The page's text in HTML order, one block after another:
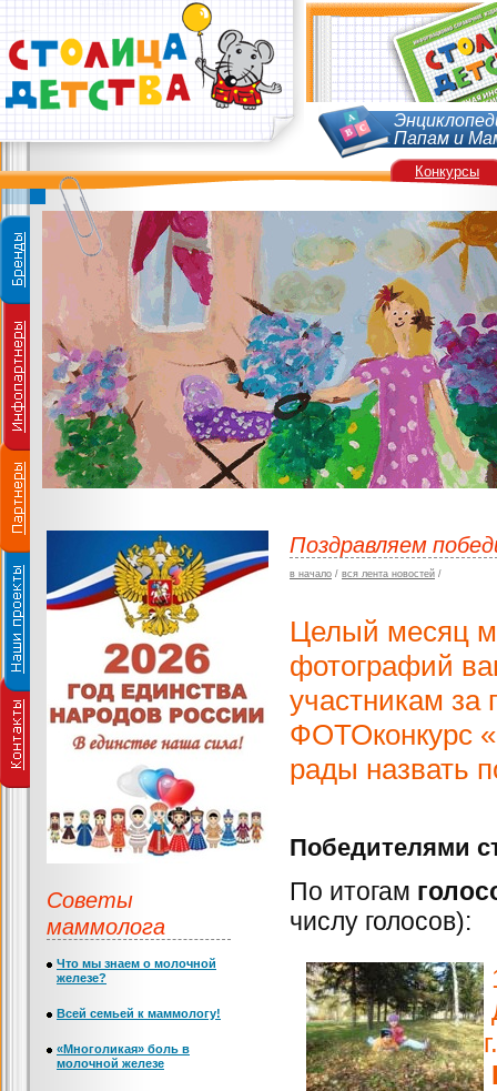
Папам и
Поздравляем
в начало / вся лента новостей /
Целый месяц
фотографий
участникам за
ФОТОконкурс
рады назвать
Победителями
По итогам
числу голосов):
Советы
маммолога
Что мы знаем о молочной
железе?
Всей семьей к маммологу!
«Многоликая» боль в
молочной железе
Конкурсы